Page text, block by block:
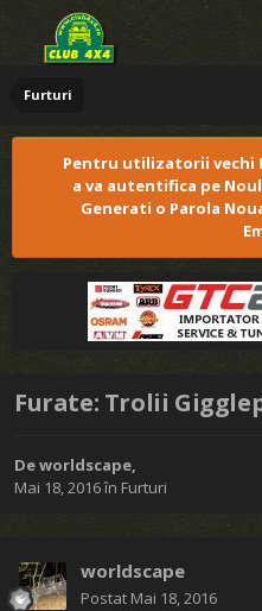
Furturi
Pentru utilizatorii vechi
a va autentifica pe
Generati o Parola
Furate: Trolii
Deworldscape,
Mai 18, 2016în Furturi
worldscape
Postat Mai 18, 2016